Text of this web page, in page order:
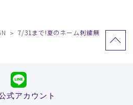
7/31まで!夏のネーム刺繍無
式アカウント